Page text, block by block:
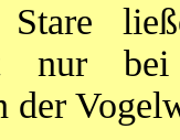
Stare
nur
der